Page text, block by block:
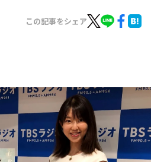
この記事をシェア